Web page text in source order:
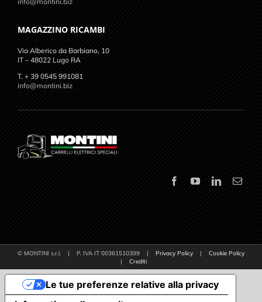
MAGAZZINO RICAMBI
Via Alberico da Barbiano, 10
IT – 48022 Lugo RA
T. + 39 0545 991081
info@montini.biz
© MONTINI s.r.l. | P. IVA IT 00361510399 | Privacy Policy | Cookie Policy
| Crediti
Le tue preferenze relative alla privacy